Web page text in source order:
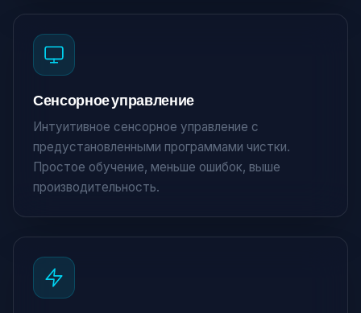
Сенсорное управление
Интуитивное сенсорное управление с
предустановленными программами чистки.
Простое обучение, меньше ошибок, выше
производительность.